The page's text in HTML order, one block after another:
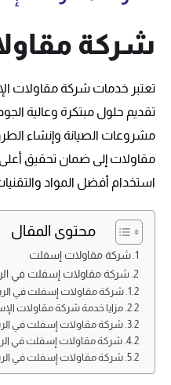
شركة
تعتبر خدمات شركة مقاولات
تقديم حلول مبتكرة وعالية
مشروعات الصيانة وإنشاء
مقاولات إلى ضمان تحقيق
استخدام أفضل المواد
محتوى المقال
شركة مقاولات إسفلت
شركة مقاولات إسفلت في
شركة مقاولات إسفلت في
مزايا خدمة شركة مقاولات
شركة مقاولات إسفلت في
شركة مقاولات إسفلت في
شركة مقاولات إسفلت في